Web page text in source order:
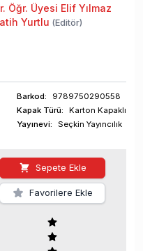
Öğr. Üyesi Elif Yılmaz
Yurtlu (Editör)
Barkod:
9789750290558
Kapak Türü:
Karton Kapaklı
Yayınevi:
Seçkin Yayıncılık
Sepete Ekle
Favorilere Ekle